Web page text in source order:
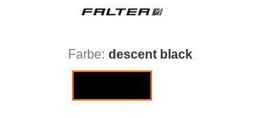
Farbe: descent black